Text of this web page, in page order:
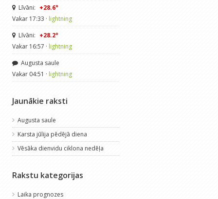
Līvāni: +28.6°
Vakar 17:33 · lightning
Līvāni: +28.2°
Vakar 16:57 · lightning
Augusta saule
Vakar 04:51 · lightning
Jaunākie raksti
Augusta saule
Karsta jūlija pēdējā diena
Vēsāka dienvidu ciklona nedēļa
Rakstu kategorijas
Laika prognozes